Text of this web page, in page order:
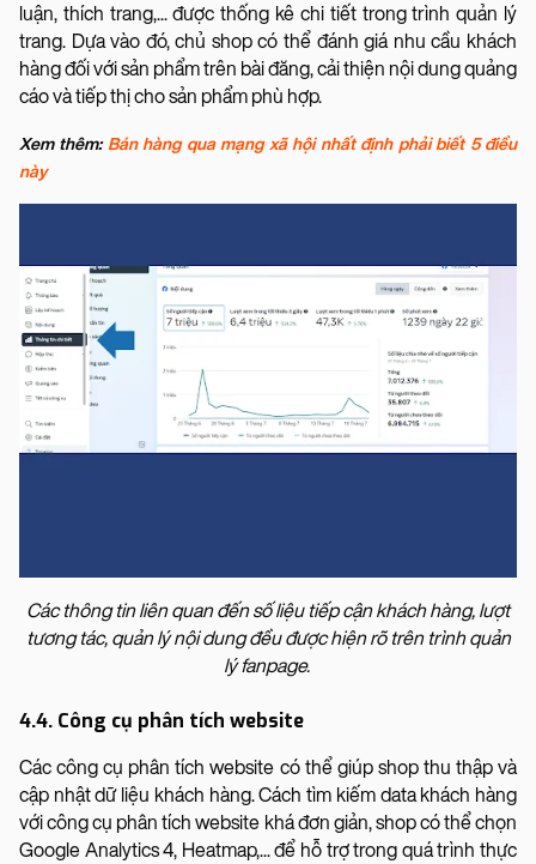
luận, thích trang,... được thống kê chi tiết trong trình quản lý
trang. Dựa vào đó, chủ shop có thể đánh giá nhu cầu khách
hàng đối với sản phẩm trên bài đăng, cải thiện nội dung quảng
cáo và tiếp thị cho sản phẩm phù hợp.
Xem thêm: Bán hàng qua mạng xã hội nhất định phải biết 5 điều
này
Các thông tin liên quan đến số liệu tiếp cận khách hàng, lượt
tương tác, quản lý nội dung đều được hiện rõ trên trình quản
lý fanpage.
4.4. Công cụ phân tích website
Các công cụ phân tích website có thể giúp shop thu thập và
cập nhật dữ liệu khách hàng. Cách tìm kiếm data khách hàng
với công cụ phân tích website khá đơn giản, shop có thể chọn
Google Analytics 4, Heatmap,... để hỗ trợ trong quá trình thực